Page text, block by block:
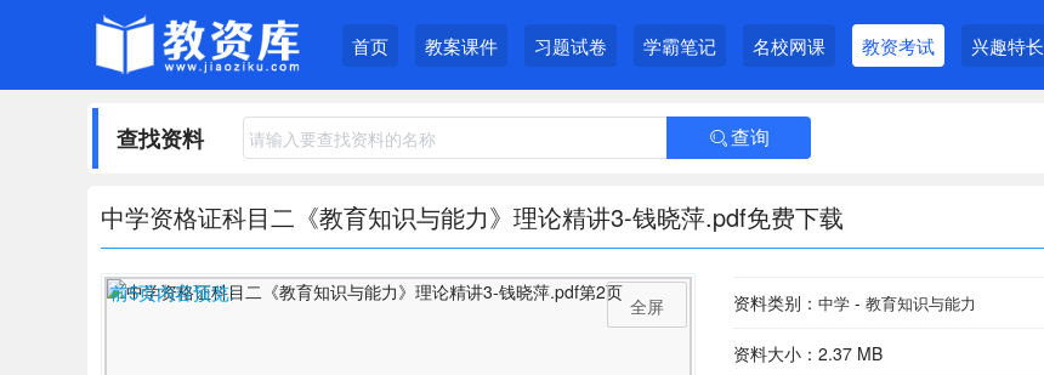
首页 教案课件 习题试卷 学霸笔记 名校网课 教资考试 兴趣特长
查找资料  查询
中学资格证科目二《教育知识与能力》理论精讲3-钱晓萍.pdf免费下载
前5页内容预览:
全屏 资料类别： 中学 - 教育知识与能力
资料大小：2.37 MB